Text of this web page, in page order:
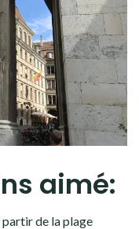
aimé:
partir de la plage